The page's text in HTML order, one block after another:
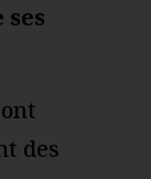
ses
des